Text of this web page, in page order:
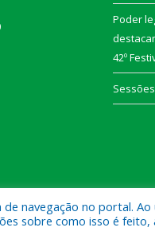
Poder
42º
de Afuá.
navegação no portal.
sobre como isso é feito,